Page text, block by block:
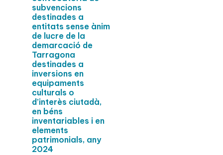
subvencions
destinades a
entitats sense ànim
de lucre de la
demarcació de
Tarragona
destinades a
inversions en
equipaments
culturals o
d’interès ciutadà,
en béns
inventariables i en
elements
patrimonials, any
2024